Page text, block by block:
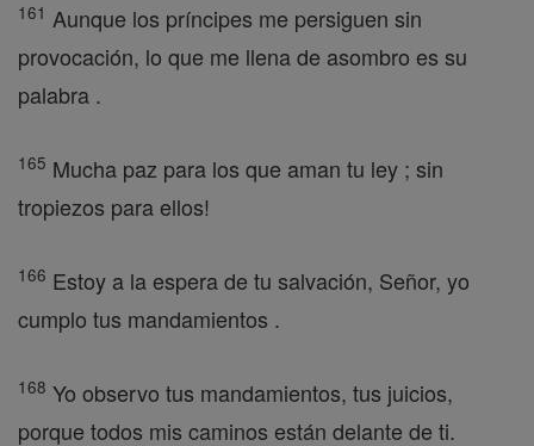
161 Aunque los príncipes me persiguen sin
provocación, lo que me llena de asombro es su
palabra .
165 Mucha paz para los que aman tu ley ; sin
tropiezos para ellos!
166 Estoy a la espera de tu salvación, Señor, yo
cumplo tus mandamientos .
168 Yo observo tus mandamientos, tus juicios,
porque todos mis caminos están delante de ti.